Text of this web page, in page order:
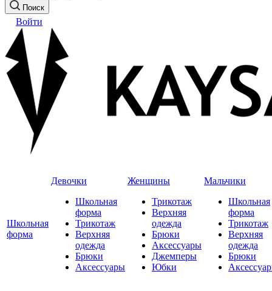
Поиск
Войти
Школьная
форма
Девочки
Школьная
форма
Трикотаж
Верхняя
одежда
Брюки
Аксессуары
Женщины
Трикотаж
Верхняя
одежда
Брюки
Аксессуары
Джемперы
Юбки
Мальчики
Школьная
форма
Трикотаж
Верхняя
одежда
Брюки